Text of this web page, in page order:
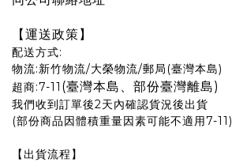
【運送政策】
配送方式:
物流:新竹物流/大榮物流/郵局(臺灣本島)
超商:7-11 (臺灣本島、部份臺灣離島)
我們收到訂單後2天內確認貨況後出貨
(部份商品因體積重量因素可能不適用7-11)
【出貨流程】